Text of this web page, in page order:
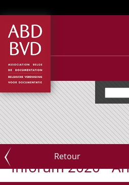
Retour
Inforum 2020 -